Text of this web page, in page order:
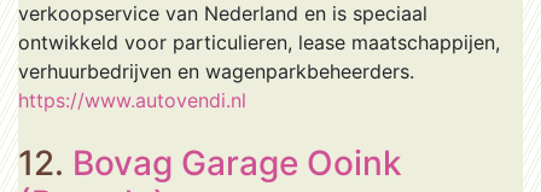
verkoopservice van Nederland en is speciaal
ontwikkeld voor particulieren, lease maatschappijen,
verhuurbedrijven en wagenparkbeheerders.
https://www.autovendi.nl
12. Bovag Garage Ooink